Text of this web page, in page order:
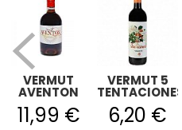
VERMUT
AVENTON
11,99 €
VERMUT 5
TENTACIONES
6,20 €